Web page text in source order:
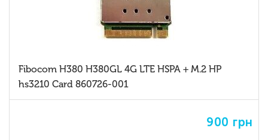
Fibocom H380 H380GL 4G LTE HSPA + M.2 HP
hs3210 Card 860726-001
900 грн